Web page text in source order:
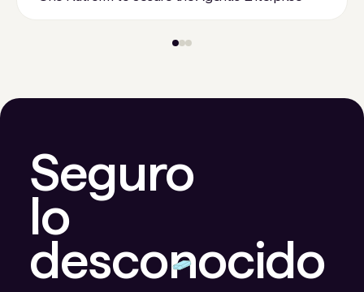
Seguro
lo
desconocido